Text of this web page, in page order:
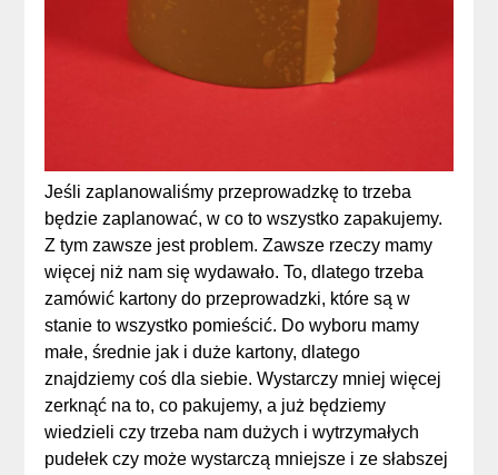
Jeśli zaplanowaliśmy przeprowadzkę to trzeba
będzie zaplanować, w co to wszystko zapakujemy.
Z tym zawsze jest problem. Zawsze rzeczy mamy
więcej niż nam się wydawało. To, dlatego trzeba
zamówić kartony do przeprowadzki, które są w
stanie to wszystko pomieścić. Do wyboru mamy
małe, średnie jak i duże kartony, dlatego
znajdziemy coś dla siebie. Wystarczy mniej więcej
zerknąć na to, co pakujemy, a już będziemy
wiedzieli czy trzeba nam dużych i wytrzymałych
pudełek czy może wystarczą mniejsze i ze słabszej